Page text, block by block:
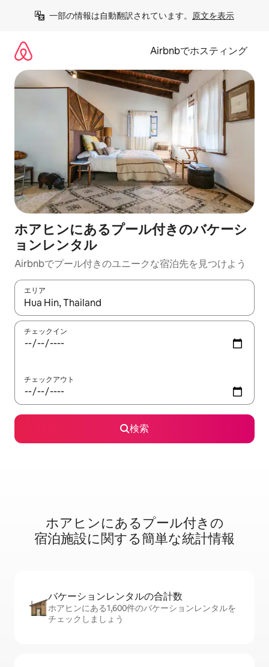
一部の情報は自動翻訳されています。 原文を表示
Airbnbでホスティング
ホアヒンにあるプール付きのバケーシ
ョンレンタル
Airbnbでプール付きのユニークな宿泊先を見つけよう
エリア
検索結果が表示されたら、上下の矢印キーを使って移動するか
チェックイン
チェックアウト
検索
ホアヒンに⁠あ⁠るプ⁠ー⁠ル⁠付⁠き⁠の
宿⁠泊⁠施⁠設⁠に関⁠す⁠る簡⁠単⁠な統⁠計⁠情⁠報
バケーションレ⁠ン⁠タ⁠ル⁠の合⁠計⁠数
ホアヒンにある1,600件のバケーションレンタルを
チェックしましょう